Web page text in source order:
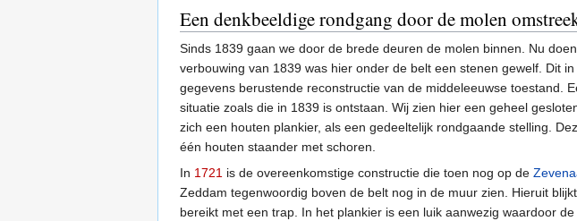
Een denkbeeldige rondgang door de molen
Sinds 1839 gaan we door de brede deuren de molen binnen. Nu
verbouwing van 1839 was hier onder de belt een stenen gewelf. Dit
gegevens berustende reconstructie van de middeleeuwse toestand.
situatie zoals die in 1839 is ontstaan. Wij zien hier een geheel
zich een houten plankier, als een gedeeltelijk rondgaande stelling.
één houten staander met schoren.
In 1721 is de overeenkomstige constructie die toen nog op de
Zeddam tegenwoordig boven de belt nog in de muur zien. Hieruit
bereikt met een trap. In het plankier is een luik aanwezig waardoor